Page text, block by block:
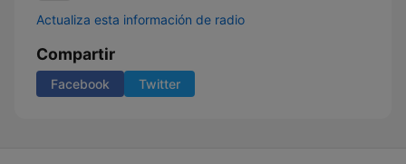
Actualiza esta información de radio
Compartir
Facebook Twitter